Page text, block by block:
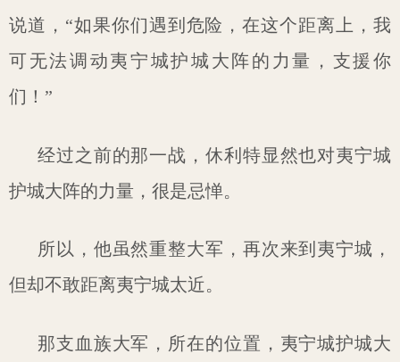
说道，“如果你们遇到危险，在这个距离上，我
可无法调动夷宁城护城大阵的力量，支援你
们！”
经过之前的那一战，休利特显然也对夷宁城
护城大阵的力量，很是忌惮。
所以，他虽然重整大军，再次来到夷宁城，
但却不敢距离夷宁城太近。
那支血族大军，所在的位置，夷宁城护城大